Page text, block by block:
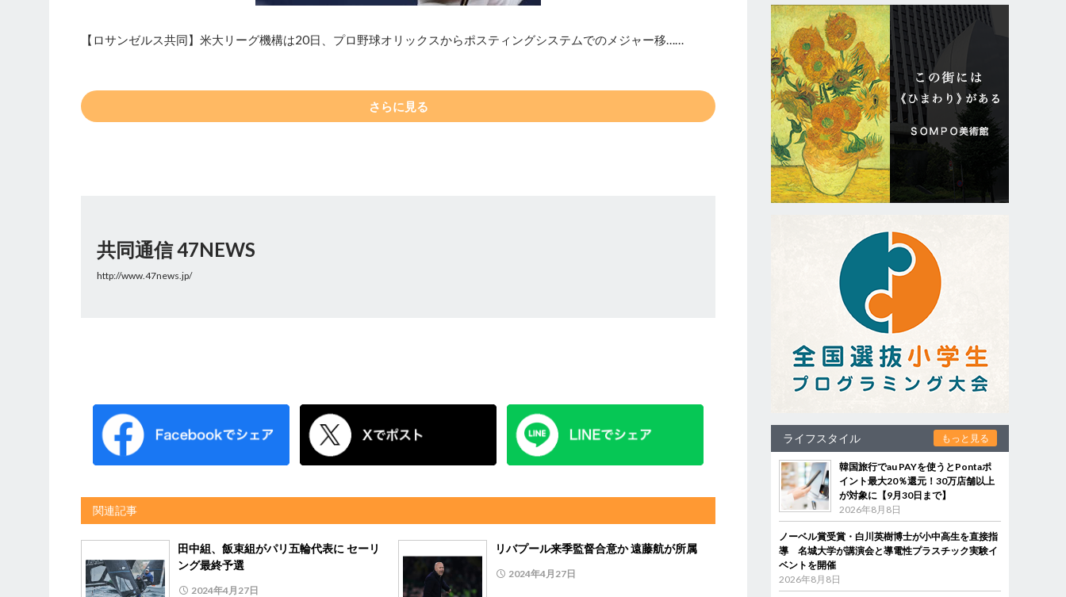
【ロサンゼルス共同】米大リーグ機構は20日、プロ野球オリックスからポスティングシステムでのメジャー移……
さらに見る
共同通信 47NEWS
http://www.47news.jp/
関連記事
田中組、飯束組がパリ五輪代表に セーリ
ング最終予選
2024年4月27日
リバプール来季監督合意か 遠藤航が所属
2024年4月27日
ライフスタイル もっと見る
韓国旅行でau PAYを使うとPontaポ
イント最大20％還元！30万店舗以上
が対象に【9月30日まで】
2026年8月8日
ノーベル賞受賞・白川英樹博士が小中高生を直接指
導 名城大学が講演会と導電性プラスチック実験イ
ベントを開催
2026年8月8日